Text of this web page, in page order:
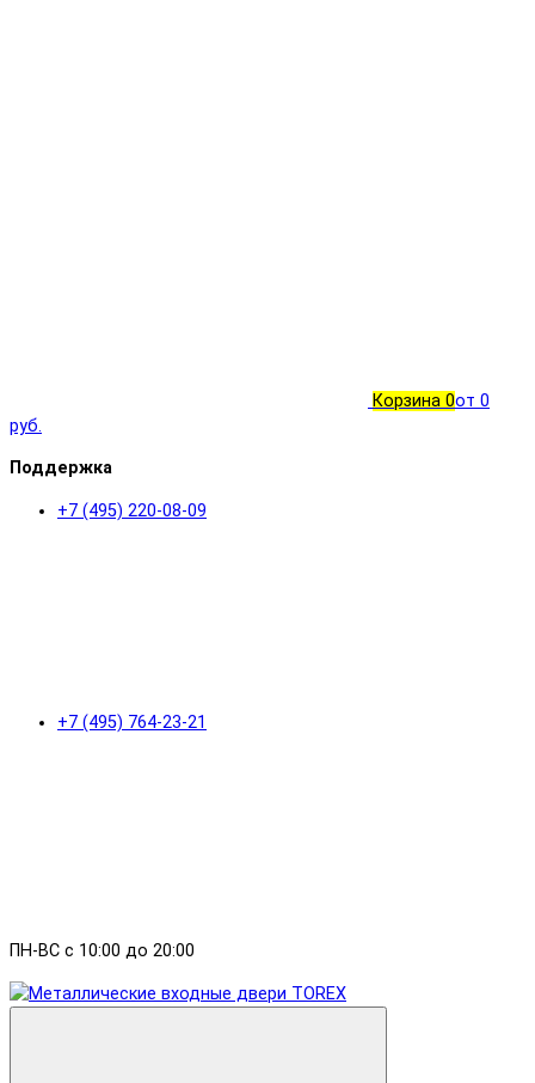
Корзина 0от 0
руб.
Поддержка
+7 (495) 220-08-09
+7 (495) 764-23-21
ПН-ВС с 10:00 до 20:00